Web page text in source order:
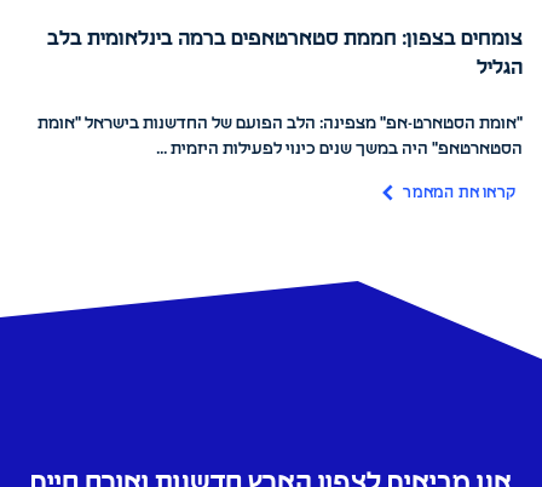
צומחים בצפון: חממת סטארטאפים ברמה בינלאומית בלב
הגליל
"אומת הסטארט-אפ" מצפינה: הלב הפועם של החדשנות בישראל "אומת
הסטארטאפ" היה במשך שנים כינוי לפעילות היזמית ...
קראו את המאמר